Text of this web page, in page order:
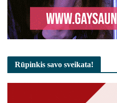
Rūpinkis savo sveikata!